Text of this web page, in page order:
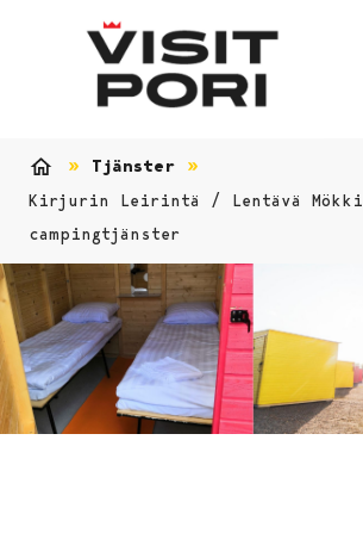
Tjänster
Kirjurin Leirintä / Lentävä Mökki
campingtjänster